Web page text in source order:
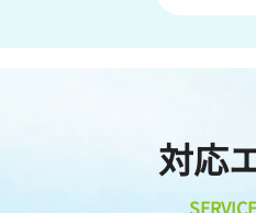
対応